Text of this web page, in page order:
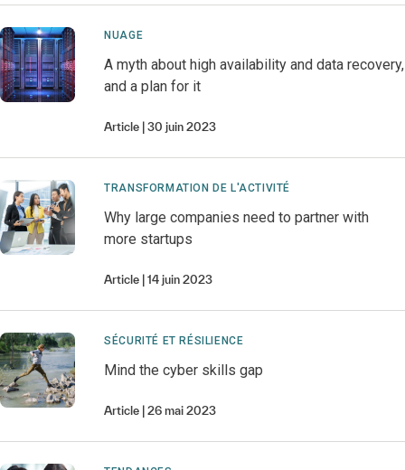
NUAGE
A myth about high availability and data recovery,
and a plan for it
Article 30 juin 2023
TRANSFORMATION DE L'ACTIVITÉ
Why large companies need to partner with
more startups
Article 14 juin 2023
SÉCURITÉ ET RÉSILIENCE
Mind the cyber skills gap
Article 26 mai 2023